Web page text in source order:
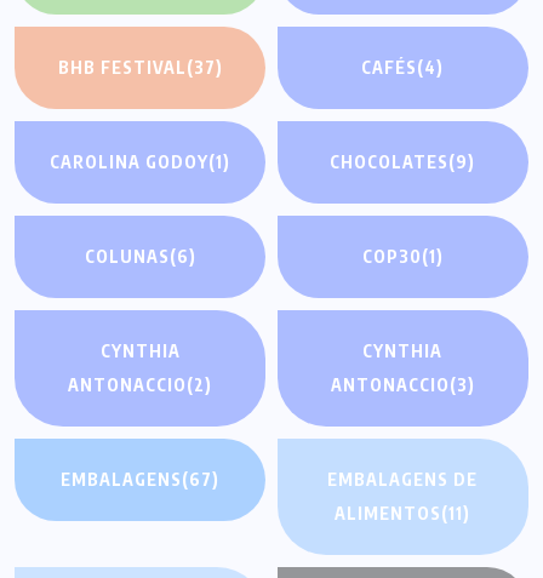
BHB FESTIVAL(37) CAFÉS(4)
CAROLINA GODOY(1) CHOCOLATES(9)
COLUNAS(6) COP30(1)
CYNTHIA
ANTONACCIO(2)
CYNTHIA
ANTONACCIO(3)
EMBALAGENS(67)
EMBALAGENS DE
ALIMENTOS(11)